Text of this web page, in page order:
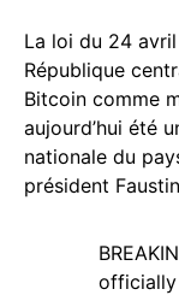
La loi du 24
République
Bitcoin comme
aujourd’hui été
nationale du
président